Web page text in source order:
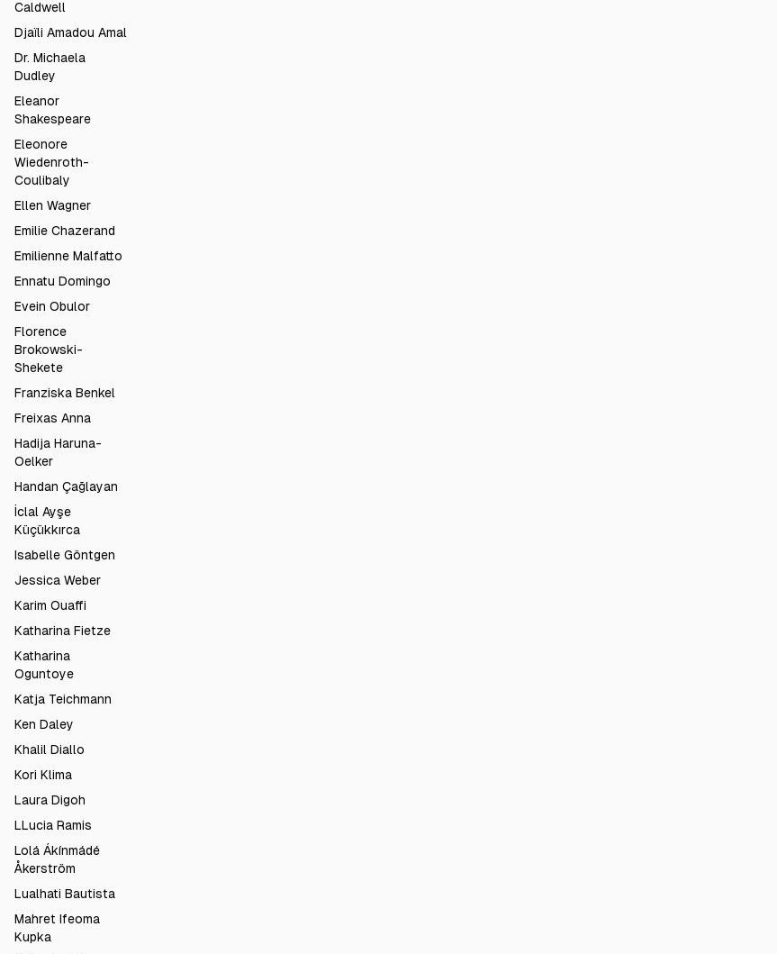
Caldwell
Djaïli Amadou Amal
Dr. Michaela
Dudley
Eleanor
Shakespeare
Eleonore
Wiedenroth-
Coulibaly
Ellen Wagner
Emilie Chazerand
Emilienne Malfatto
Ennatu Domingo
Evein Obulor
Florence
Brokowski-
Shekete
Franziska Benkel
Freixas Anna
Hadija Haruna-
Oelker
Handan Çağlayan
İclal Ayşe
Küçükkırca
Isabelle Göntgen
Jessica Weber
Karim Ouaffi
Katharina Fietze
Katharina
Oguntoye
Katja Teichmann
Ken Daley
Khalil Diallo
Kori Klima
Laura Digoh
LLucia Ramis
Lolá Ákínmádé
Åkerström
Lualhati Bautista
Mahret Ifeoma
Kupka